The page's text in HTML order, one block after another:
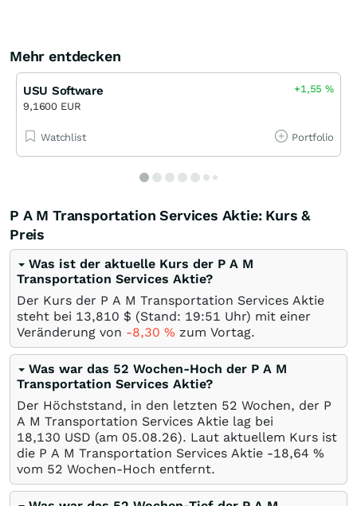
Mehr entdecken
USU Software
9,1600 EUR
+1,55%
Watchlist Portfolio
P A M Transportation Services Aktie: Kurs &
Preis
Was ist der aktuelle Kurs der P A M
Transportation Services Aktie?
Der Kurs der P A M Transportation Services Aktie
steht bei 13,810 $ (Stand: 19:51 Uhr) mit einer
Veränderung von -8,30 % zum Vortag.
Was war das 52 Wochen-Hoch der P A M
Transportation Services Aktie?
Der Höchststand, in den letzten 52 Wochen, der P
A M Transportation Services Aktie lag bei
18,130 USD (am 05.08.26). Laut aktuellem Kurs ist
die P A M Transportation Services Aktie -18,64 %
vom 52 Wochen-Hoch entfernt.